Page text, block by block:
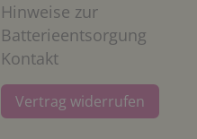
Hinweise zur
Batterieentsorgung
Kontakt
Vertrag widerrufen